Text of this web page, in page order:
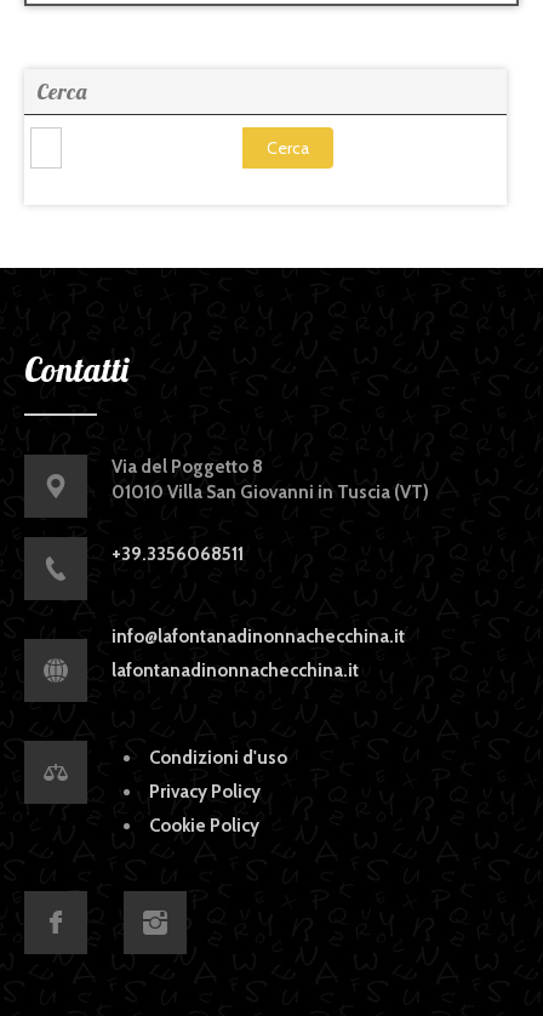
Cerca
Cerca
Contatti
Via del Poggetto 8
01010 Villa San Giovanni in Tuscia (VT)
+39.3356068511
info@lafontanadinonnachecchina.it
lafontanadinonnachecchina.it
Condizioni d'uso
Privacy Policy
Cookie Policy